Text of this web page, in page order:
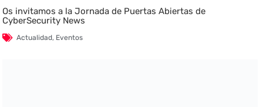
Os invitamos a la Jornada de Puertas Abiertas de
CyberSecurity News
Actualidad, Eventos